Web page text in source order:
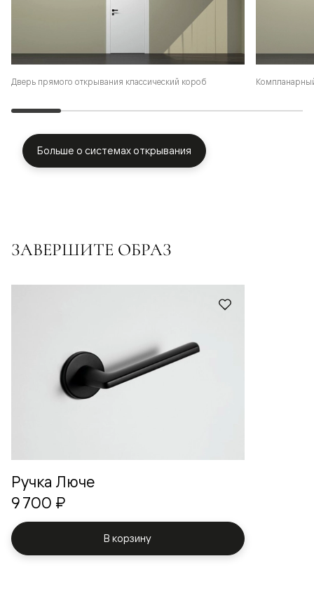
Дверь прямого открывания классический короб
Больше о системах открывания
ЗАВЕРШИТЕ ОБРАЗ
Ручка Люче
9 700 ₽
В корзину